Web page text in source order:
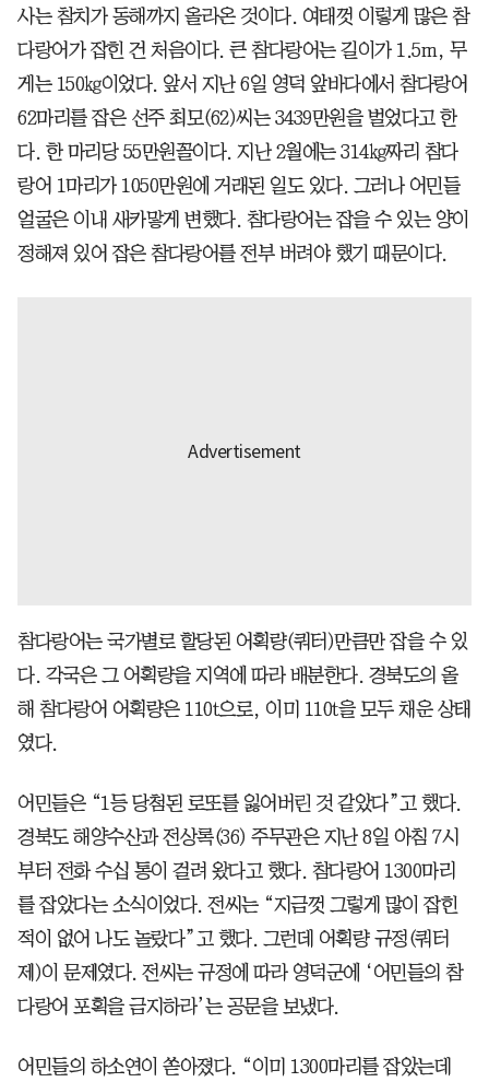
사는 참치가 동해까지 올라온 것이다. 여태껏 이렇게 많은 참
다랑어가 잡힌 건 처음이다. 큰 참다랑어는 길이가 1.5m, 무
게는 150㎏이었다. 앞서 지난 6일 영덕 앞바다에서 참다랑어
62마리를 잡은 선주 최모(62)씨는 3439만원을 벌었다고 한
다. 한 마리당 55만원꼴이다. 지난 2월에는 314㎏짜리 참다
랑어 1마리가 1050만원에 거래된 일도 있다. 그러나 어민들
얼굴은 이내 새카맣게 변했다. 참다랑어는 잡을 수 있는 양이
정해져 있어 잡은 참다랑어를 전부 버려야 했기 때문이다.
참다랑어는 국가별로 할당된 어획량(쿼터)만큼만 잡을 수 있
다. 각국은 그 어획량을 지역에 따라 배분한다. 경북도의 올
해 참다랑어 어획량은 110t으로, 이미 110t을 모두 채운 상태
였다.
어민들은 “1등 당첨된 로또를 잃어버린 것 같았다”고 했다.
경북도 해양수산과 전상록(36) 주무관은 지난 8일 아침 7시
부터 전화 수십 통이 걸려 왔다고 했다. 참다랑어 1300마리
를 잡았다는 소식이었다. 전씨는 “지금껏 그렇게 많이 잡힌
적이 없어 나도 놀랐다”고 했다. 그런데 어획량 규정(쿼터
제)이 문제였다. 전씨는 규정에 따라 영덕군에 ‘어민들의 참
다랑어 포획을 금지하라’는 공문을 보냈다.
어민들의 하소연이 쏟아졌다. “이미 1300마리를 잡았는데